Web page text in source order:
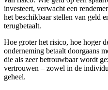
investeert, verwacht een
het beschikbaar stellen van geld
terugbetaalt.
Hoe groter het risico, hoe hoger
onderneming betaalt doorgaans
die als zeer betrouwbaar wordt
vertrouwen – zowel in de
geheel.